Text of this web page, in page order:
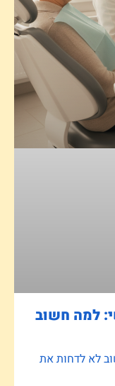
למה חשוב
לא לדחות את